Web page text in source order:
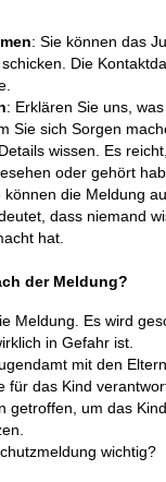
: Sie können das
Die
: Erklären Sie uns,
Sie sich Sorgen
wissen. Es
oder gehört
können die Meldung
dass niemand
hat.
der Meldung?
Meldung. Es wird
in Gefahr ist.
mit den
für das Kind
getroffen, um das
wichtig?